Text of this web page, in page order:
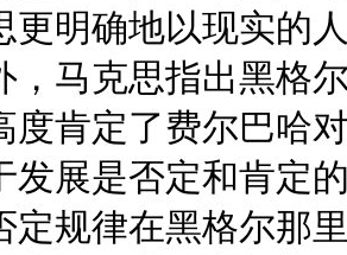
更明确地以现实的
，马克思指出黑格
度肯定了费尔巴哈
发展是否定和肯定
定规律在黑格尔那